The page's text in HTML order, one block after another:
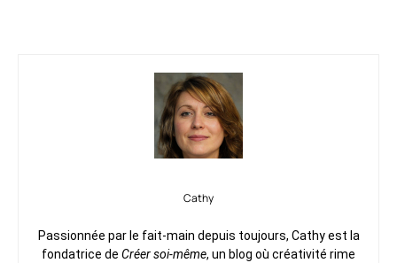
Cathy
Passionnée par le fait-main depuis toujours, Cathy est la
fondatrice de Créer soi-même, un blog où créativité rime